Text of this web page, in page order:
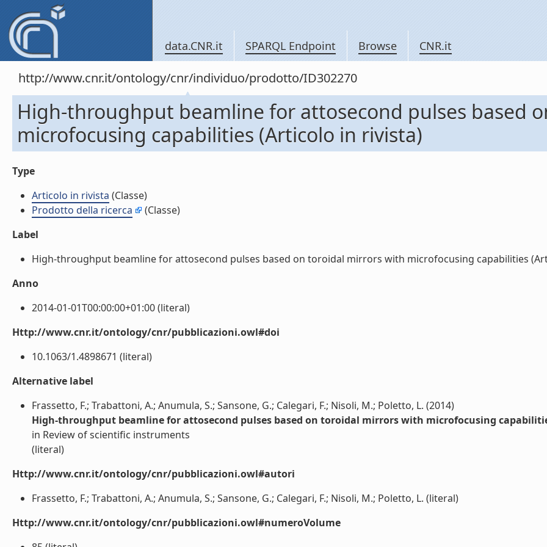
data.CNR.it SPARQL Endpoint Browse CNR.it
http://www.cnr.it/ontology/cnr/individuo/prodotto/ID302270
High-throughput beamline for attosecond pulses based
microfocusing capabilities (Articolo in rivista)
Type
Articolo in rivista (Classe)
Prodotto della ricerca
(Classe)
Label
High-throughput beamline for attosecond pulses based on toroidal mirrors with microfocusing capabilities
Anno
2014-01-01T00:00:00+01:00 (literal)
Http://www.cnr.it/ontology/cnr/pubblicazioni.owl#doi
10.1063/1.4898671 (literal)
Alternative label
Frassetto, F.; Trabattoni, A.; Anumula, S.; Sansone, G.; Calegari, F.; Nisoli, M.; Poletto, L. (2014)
High-throughput beamline for attosecond pulses based on toroidal mirrors with microfocusing
in Review of scientific instruments
(literal)
Http://www.cnr.it/ontology/cnr/pubblicazioni.owl#autori
Frassetto, F.; Trabattoni, A.; Anumula, S.; Sansone, G.; Calegari, F.; Nisoli, M.; Poletto, L. (literal)
Http://www.cnr.it/ontology/cnr/pubblicazioni.owl#numeroVolume